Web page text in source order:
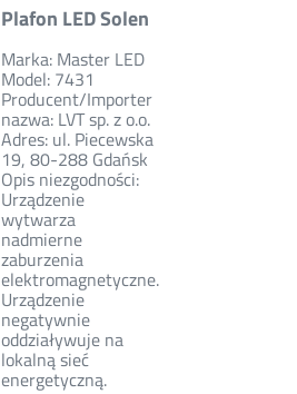
Plafon LED Solen
Marka: Master LED
Model: 7431
Producent/Importer
nazwa: LVT sp. z o.o.
Adres: ul. Piecewska
19, 80-288 Gdańsk
Opis niezgodności:
Urządzenie
wytwarza
nadmierne
zaburzenia
elektromagnetyczne.
Urządzenie
negatywnie
oddziaływuje na
lokalną sieć
energetyczną.